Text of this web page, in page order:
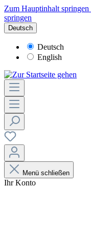
Zum Hauptinhalt springen
springen
Deutsch
Deutsch
English
Menü schließen
Ihr Konto